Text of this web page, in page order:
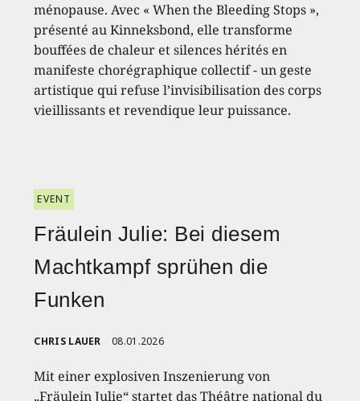
ménopause. Avec « When the Bleeding Stops »,
présenté au Kinneksbond, elle transforme
bouffées de chaleur et silences hérités en
manifeste chorégraphique collectif - un geste
artistique qui refuse l’invisibilisation des corps
vieillissants et revendique leur puissance.
EVENT
Fräulein Julie: Bei diesem
Machtkampf sprühen die
Funken
CHRIS LAUER 08.01.2026
Mit einer explosiven Inszenierung von
„Fräulein Julie“ startet das Théâtre national du